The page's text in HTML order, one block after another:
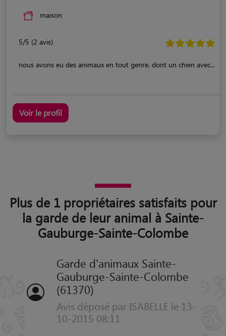
maison
5/5 (2 avis)
nous avons eu des animaux en tout genre, dont un chien avec...
Voir le profil
Plus de 1 propriétaires satisfaits pour
la garde de leur animal à Sainte-
Gauburge-Sainte-Colombe
Garde d'animaux Sainte-
Gauburge-Sainte-Colombe
(61370)
Avis déposé par ISABELLE le 13-
10-2015 08:11